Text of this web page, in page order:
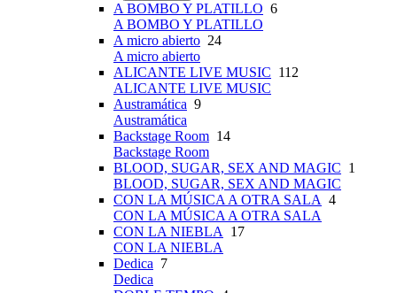
A BOMBO Y PLATILLO 6
A BOMBO Y PLATILLO
A micro abierto 24
A micro abierto
ALICANTE LIVE MUSIC 112
ALICANTE LIVE MUSIC
Austramática 9
Austramática
Backstage Room 14
Backstage Room
BLOOD, SUGAR, SEX AND MAGIC 1
BLOOD, SUGAR, SEX AND MAGIC
CON LA MÚSICA A OTRA SALA 4
CON LA MÚSICA A OTRA SALA
CON LA NIEBLA
17
CON LA NIEBLA
Dedica 7
Dedica